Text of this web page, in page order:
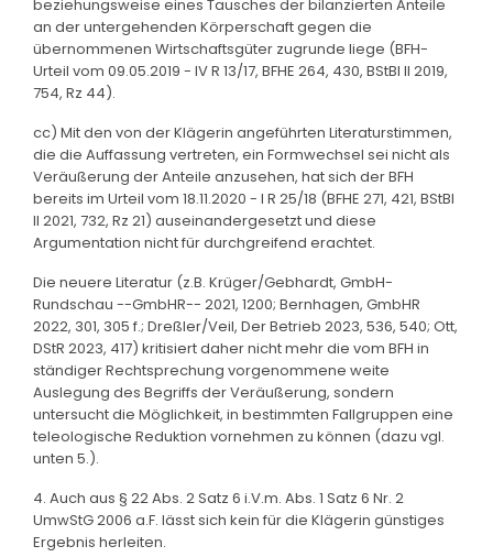
beziehungsweise eines Tausches der bilanzierten Anteile
an der untergehenden Körperschaft gegen die
übernommenen Wirtschaftsgüter zugrunde liege (BFH-
Urteil vom 09.05.2019 - IV R 13/17, BFHE 264, 430, BStBl II 2019,
754, Rz 44).
cc) Mit den von der Klägerin angeführten Literaturstimmen,
die die Auffassung vertreten, ein Formwechsel sei nicht als
Veräußerung der Anteile anzusehen, hat sich der BFH
bereits im Urteil vom 18.11.2020 - I R 25/18 (BFHE 271, 421, BStBl
II 2021, 732, Rz 21) auseinandergesetzt und diese
Argumentation nicht für durchgreifend erachtet.
Die neuere Literatur (z.B. Krüger/Gebhardt, GmbH-
Rundschau --GmbHR-- 2021, 1200; Bernhagen, GmbHR
2022, 301, 305 f.; Dreßler/Veil, Der Betrieb 2023, 536, 540; Ott,
DStR 2023, 417) kritisiert daher nicht mehr die vom BFH in
ständiger Rechtsprechung vorgenommene weite
Auslegung des Begriffs der Veräußerung, sondern
untersucht die Möglichkeit, in bestimmten Fallgruppen eine
teleologische Reduktion vornehmen zu können (dazu vgl.
unten 5.).
4. Auch aus § 22 Abs. 2 Satz 6 i.V.m. Abs. 1 Satz 6 Nr. 2
UmwStG 2006 a.F. lässt sich kein für die Klägerin günstiges
Ergebnis herleiten.